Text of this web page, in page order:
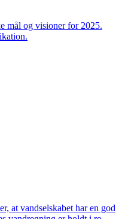
mål og visioner for 2025.
at vandselskabet har en god